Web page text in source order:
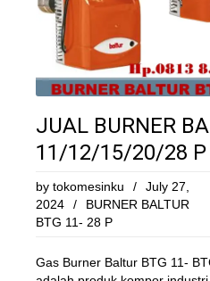
JUAL BURNER
11/12/15/20/28 P
by tokomesinku /
July 27,
2024
/
BURNER BALTUR
BTG 11- 28 P
Gas Burner Baltur BTG 11-